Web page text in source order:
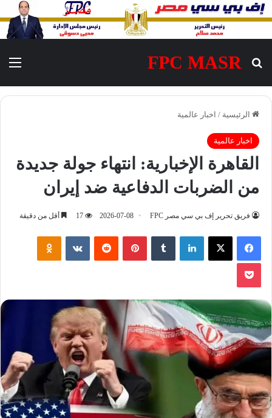
FPC MASR
بحث عن
الرئيسية / اخبار عالمية
اخبار عالمية
القاهرة الإخبارية: انتهاء جولة جديدة
من الضربات الدفاعية ضد إيران
فريق تحرير إف بي سي مصر FPC 2026-07-08
17 أقل من دقيقة
فيسبوك ‫X لينكدإن بينتيريست